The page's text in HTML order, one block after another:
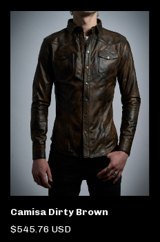
Camisa Dirty Brown
$545.76 USD